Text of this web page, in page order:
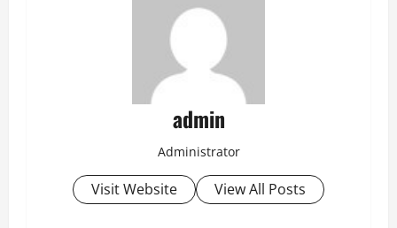
admin
Administrator
Visit Website View All Posts